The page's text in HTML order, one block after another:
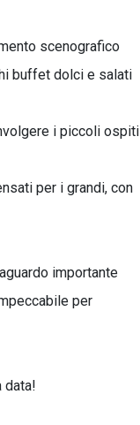
scenografico
buffet dolci e salati
i piccoli ospiti
per i grandi, con
importante
per
data!